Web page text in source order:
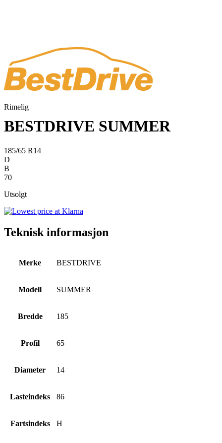
Rimelig
BESTDRIVE SUMMER
185/65 R14
D
B
70
Utsolgt
Teknisk informasjon
Merke BESTDRIVE
Modell SUMMER
Bredde 185
Profil 65
Diameter 14
Lasteindeks 86
Fartsindeks H